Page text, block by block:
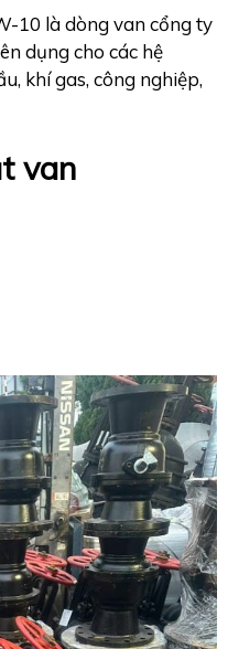
10 là dòng van cổng ty
dụng cho các hệ
khí gas, công nghiệp,
van